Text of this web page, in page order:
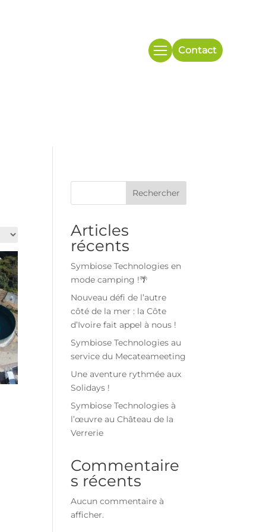
Contact
Rechercher
Articles
récents
Symbiose Technologies en
mode camping !🌴
Nouveau défi de l’autre
côté de la mer : la Côte
d’Ivoire fait appel à nous !
Symbiose Technologies au
service du Mecateameeting
Une aventure rythmée aux
Solidays !
Symbiose Technologies à
l’œuvre au Château de la
Verrerie
Commentaire
s récents
Aucun commentaire à
afficher.